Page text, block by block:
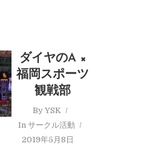
ダイヤのA ×
福岡スポーツ
観戦部
By YSK
Inサークル活動
2019年5月8日